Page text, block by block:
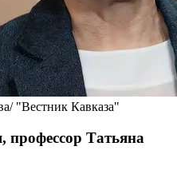
"Вестник Кавказа"
профессор Татьяна